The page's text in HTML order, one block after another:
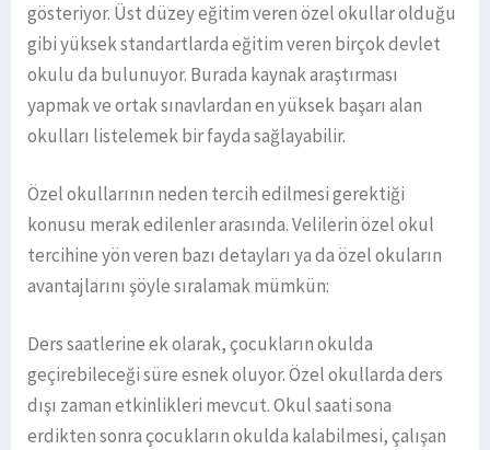
gösteriyor. Üst düzey eğitim veren özel okullar olduğu
gibi yüksek standartlarda eğitim veren birçok devlet
okulu da bulunuyor. Burada kaynak araştırması
yapmak ve ortak sınavlardan en yüksek başarı alan
okulları listelemek bir fayda sağlayabilir.
Özel okullarının neden tercih edilmesi gerektiği
konusu merak edilenler arasında. Velilerin özel okul
tercihine yön veren bazı detayları ya da özel okuların
avantajlarını şöyle sıralamak mümkün:
Ders saatlerine ek olarak, çocukların okulda
geçirebileceği süre esnek oluyor. Özel okullarda ders
dışı zaman etkinlikleri mevcut. Okul saati sona
erdikten sonra çocukların okulda kalabilmesi, çalışan